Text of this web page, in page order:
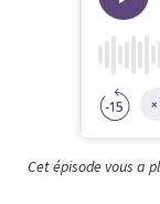
Cet épisode vous a